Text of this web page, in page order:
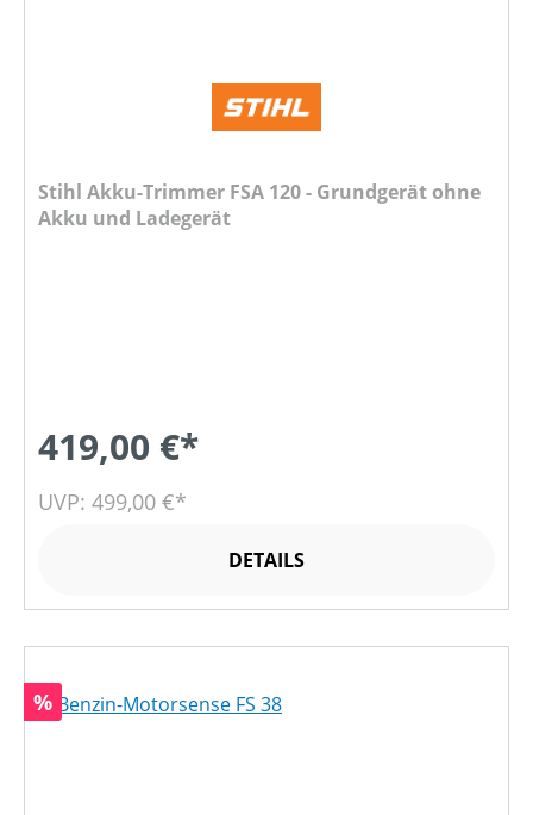
Stihl Akku-Trimmer FSA 120 - Grundgerät ohne
Akku und Ladegerät
419,00 €*
UVP: 499,00 €*
DETAILS
Rabatt
%